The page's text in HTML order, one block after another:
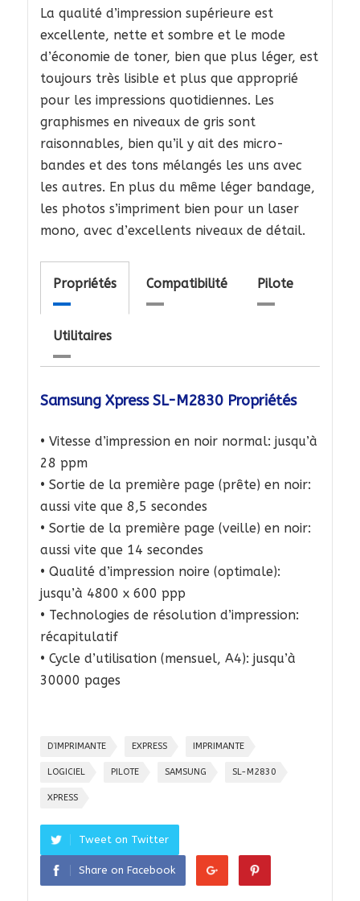
La qualité d’impression supérieure est
excellente, nette et sombre et le mode
d’économie de toner, bien que plus léger, est
toujours très lisible et plus que approprié
pour les impressions quotidiennes. Les
graphismes en niveaux de gris sont
raisonnables, bien qu’il y ait des micro-
bandes et des tons mélangés les uns avec
les autres. En plus du même léger bandage,
les photos s’impriment bien pour un laser
mono, avec d’excellents niveaux de détail.
Propriétés Compatibilité Pilote
Utilitaires
Samsung Xpress SL-M2830 Propriétés
• Vitesse d’impression en noir normal: jusqu’à
28 ppm
• Sortie de la première page (prête) en noir:
aussi vite que 8,5 secondes
• Sortie de la première page (veille) en noir:
aussi vite que 14 secondes
• Qualité d’impression noire (optimale):
jusqu’à 4800 x 600 ppp
• Technologies de résolution d’impression:
récapitulatif
• Cycle d’utilisation (mensuel, A4): jusqu’à
30000 pages
D’IMPRIMANTE EXPRESS IMPRIMANTE
LOGICIEL PILOTE SAMSUNG SL-M2830
XPRESS
Tweet on Twitter
Share on Facebook